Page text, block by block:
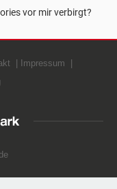
vor mir verbirgt?
Impressum